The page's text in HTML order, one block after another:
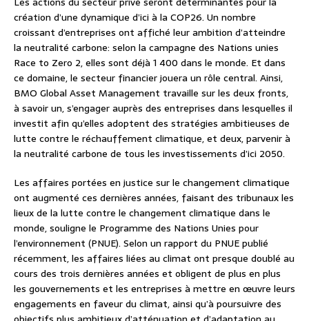
création d’une dynamique d’ici à la COP26. Un nombre
croissant d’entreprises ont affiché leur ambition d’atteindre
la neutralité carbone: selon la campagne des Nations unies
Race to Zero 2, elles sont déjà 1 400 dans le monde. Et dans
ce domaine, le secteur financier jouera un rôle central. Ainsi,
BMO Global Asset Management travaille sur les deux fronts,
à savoir un, s’engager auprès des entreprises dans lesquelles il
investit afin qu’elles adoptent des stratégies ambitieuses de
lutte contre le réchauffement climatique, et deux, parvenir à
la neutralité carbone de tous les investissements d’ici 2050.
Les affaires portées en justice sur le changement climatique
ont augmenté ces dernières années, faisant des tribunaux les
lieux de la lutte contre le changement climatique dans le
monde, souligne le Programme des Nations Unies pour
l’environnement (PNUE). Selon un rapport du PNUE publié
récemment, les affaires liées au climat ont presque doublé au
cours des trois dernières années et obligent de plus en plus
les gouvernements et les entreprises à mettre en œuvre leurs
engagements en faveur du climat, ainsi qu’à poursuivre des